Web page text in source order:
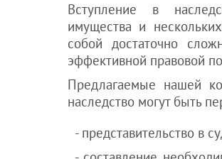
Вступление в
имущества и
собой достаточно
эффективной правовой
Предлагаемые нашей
наследство могут быть
- представительство в